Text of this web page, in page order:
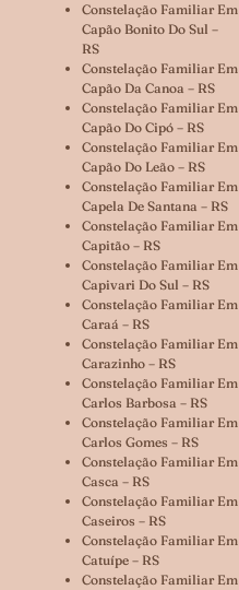
Constelação Familiar Em
Capão Bonito Do Sul –
RS
Constelação Familiar Em
Capão Da Canoa – RS
Constelação Familiar Em
Capão Do Cipó – RS
Constelação Familiar Em
Capão Do Leão – RS
Constelação Familiar Em
Capela De Santana – RS
Constelação Familiar Em
Capitão – RS
Constelação Familiar Em
Capivari Do Sul – RS
Constelação Familiar Em
Caraá – RS
Constelação Familiar Em
Carazinho – RS
Constelação Familiar Em
Carlos Barbosa – RS
Constelação Familiar Em
Carlos Gomes – RS
Constelação Familiar Em
Casca – RS
Constelação Familiar Em
Caseiros – RS
Constelação Familiar Em
Catuípe – RS
Constelação Familiar Em